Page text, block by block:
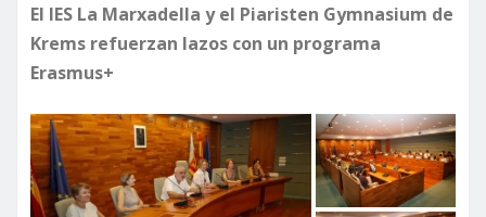
El IES La Marxadella y el Piaristen Gymnasium de
Krems refuerzan lazos con un programa
Erasmus+